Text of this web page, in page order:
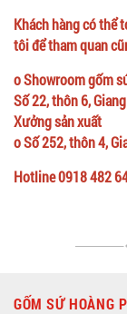
Khách hàng có thể
tôi để tham quan
o Showroom gốm
Số 22, thôn 6,
Xưởng sản xuất
o Số 252, thôn 4,
Hotline 0918 482
GỐM SỨ HOÀNG